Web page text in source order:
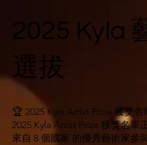
2025 Kyla
選拔
🏆 2025 Kyla Artist Prize 獲獎
2025 Kyla Artist Prize 獲獎名單
來自 8 個國家 的優秀藝術家參